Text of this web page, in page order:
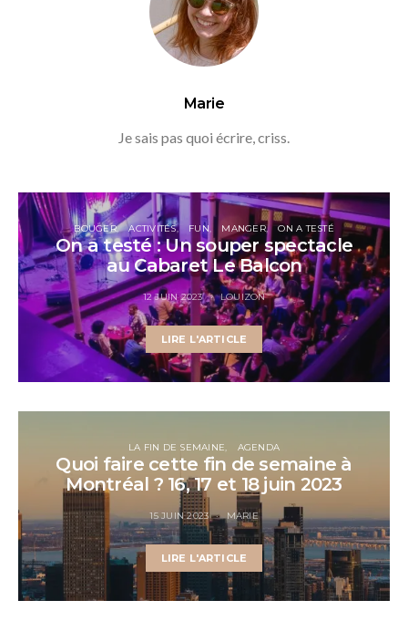
Marie
Je sais pas quoi écrire, criss.
BOUGER ACTIVITÉS FUN MANGER ON A TESTÉ
On a testé : Un souper spectacle
au Cabaret Le Balcon
12 JUIN 2023 LOUIZON
LIRE L'ARTICLE
LA FIN DE SEMAINE AGENDA
Quoi faire cette fin de semaine à
Montréal ? 16, 17 et 18 juin 2023
15 JUIN 2023 MARIE
LIRE L'ARTICLE